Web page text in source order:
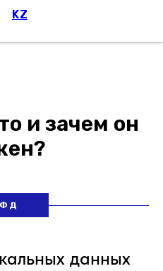
KZ
и зачем он
данных